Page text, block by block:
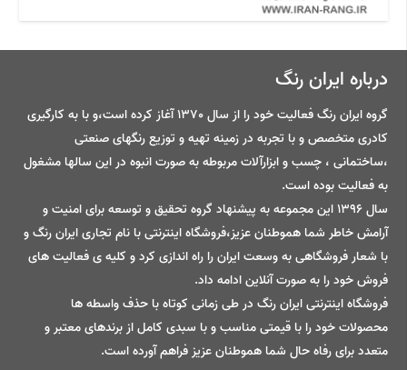
درباره ایران رنگ
گروه ایران رنگ فعالیت خود را از سال 1370 آغاز کرده است،و با به کارگیری
کادری متخصص و با تجربه در زمینه تهیه و توزیع رنگهای صنعتی
،ساختمانی ، چسب و ابزارآلات مربوطه به صورت انبوه در این سالها مشغول
به فعالیت بوده است.
سال 1396 این مجموعه به پیشنهاد گروه تحقیق و توسعه برای امنیت و
آرامش خاطر شما هموطنان عزیز،فروشگاه اینترنتی با نام تجاری ایران رنگ و
با شعار فروشگاهی به وسعت ایران را راه اندازی کرد و کلیه ی فعالیت های
فروش خود را به صورت آنلاین ادامه داد.
فروشگاه اینترنتی ایران رنگ در طی زمانی کوتاه با حذف واسطه ها
محصولات خود را با قیمتی مناسب و با سبدی کامل از برندهای معتبر و
متعدد برای رفاه حال شما هموطنان عزیز فراهم آورده است.